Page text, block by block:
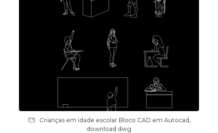
Crianças em idade escolar Bloco CAD em Autocad,
download dwg